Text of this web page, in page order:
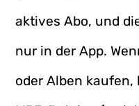
aktives Abo, und
nur in der App.
oder Alben kaufen,